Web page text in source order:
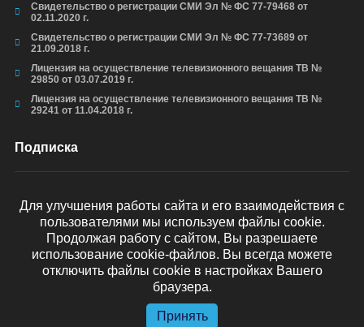
Свидетельство о регистрации СМИ Эл № ФС 77-79468 от
02.11.2020 г.
Свидетельство о регистрации СМИ Эл № ФС 77-73689 от
21.09.2018 г.
Лицензия на осуществление телевизионного вещания ТВ №
29850 от 03.07.2019 г.
Лицензия на осуществление телевизионного вещания ТВ №
29241 от 11.04.2018 г.
Подписка
ОТПРАВИТЬ
. Все права защищены.
Для улучшения работы сайта и его взаимодействия с
пользователями мы используем файлы cookie.
Продолжая работу с сайтом, Вы разрешаете
использование cookie-файлов. Вы всегда можете
отключить файлы cookie в настройках Вашего
браузера.
Принять